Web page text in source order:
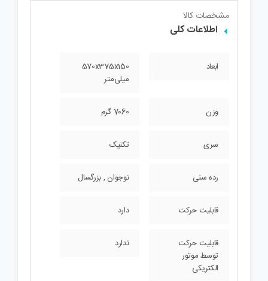
مشخصات کالا
اطلاعات کلی
ابعاد
570x375x150
میلی‌متر
وزن 7060 گرم
سری تکنیک
رده سنی نوجوان , بزرگسال
قابلیت حرکت دارد
قابلیت حرکت
توسط موتور
الکتریکی
ندارد